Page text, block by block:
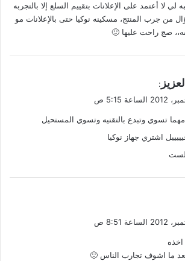
لي لا أعتمد على الإعلانات بتقييم السلع إلا بالتجربه
من جرب المنتج، مسكينه نوكيا حتى بالإعلانات مو
صج راحت عليها 🙂
:
مهما تسوي وتبدع بالتقنيه وتسوي المستحيل
اشتري جهاز نوكيا
لست
ما اشوف تجارب الناس 🙂